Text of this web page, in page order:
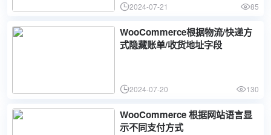
2024-07-21 85
WooCommerce根据物流/快递方
式隐藏账单/收货地址字段
2024-07-20 130
WooCommerce 根据网站语言显
示不同支付方式